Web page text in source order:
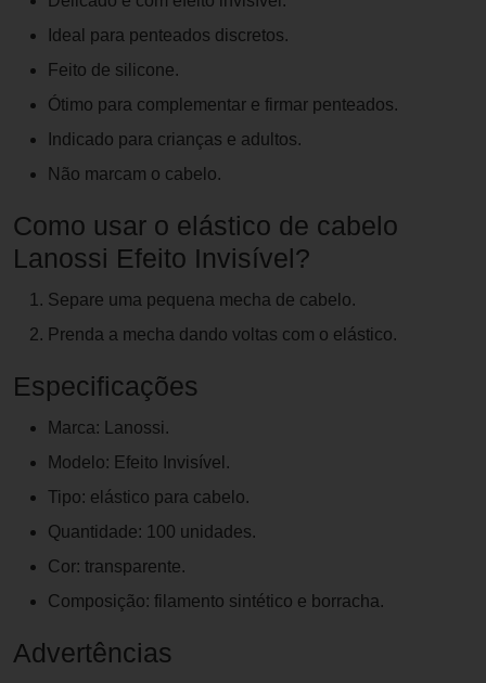
Ideal para penteados discretos.
Feito de silicone.
Ótimo para complementar e firmar penteados.
Indicado para crianças e adultos.
Não marcam o cabelo.
Como usar o elástico de cabelo
Lanossi Efeito Invisível?
Separe uma pequena mecha de cabelo.
Prenda a mecha dando voltas com o elástico.
Especificações
Marca: Lanossi.
Modelo: Efeito Invisível.
Tipo: elástico para cabelo.
Quantidade: 100 unidades.
Cor: transparente.
Composição: filamento sintético e borracha.
Advertências